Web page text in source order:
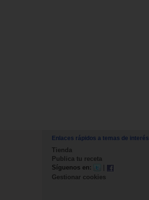
Enlaces rápidos a temas de interés
Tienda
Publica tu receta
Síguenos en:
Gestionar cookies